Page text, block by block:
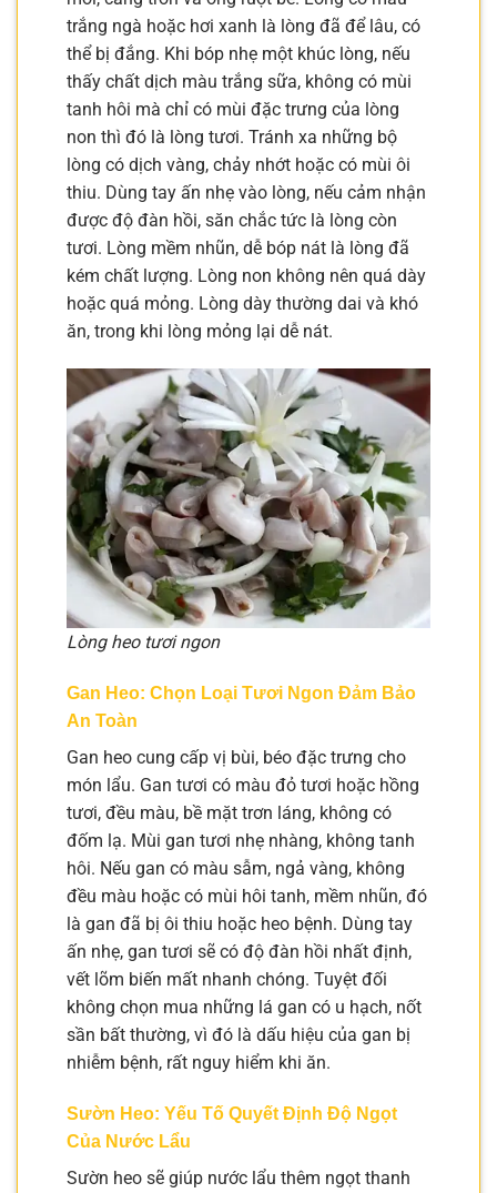
trắng ngà hoặc hơi xanh là lòng đã để lâu, có
thể bị đắng. Khi bóp nhẹ một khúc lòng, nếu
thấy chất dịch màu trắng sữa, không có mùi
tanh hôi mà chỉ có mùi đặc trưng của lòng
non thì đó là lòng tươi. Tránh xa những bộ
lòng có dịch vàng, chảy nhớt hoặc có mùi ôi
thiu. Dùng tay ấn nhẹ vào lòng, nếu cảm nhận
được độ đàn hồi, săn chắc tức là lòng còn
tươi. Lòng mềm nhũn, dễ bóp nát là lòng đã
kém chất lượng. Lòng non không nên quá dày
hoặc quá mỏng. Lòng dày thường dai và khó
ăn, trong khi lòng mỏng lại dễ nát.
Lòng heo tươi ngon
Gan Heo: Chọn Loại Tươi Ngon Đảm Bảo
An Toàn
Gan heo cung cấp vị bùi, béo đặc trưng cho
món lẩu. Gan tươi có màu đỏ tươi hoặc hồng
tươi, đều màu, bề mặt trơn láng, không có
đốm lạ. Mùi gan tươi nhẹ nhàng, không tanh
hôi. Nếu gan có màu sẫm, ngả vàng, không
đều màu hoặc có mùi hôi tanh, mềm nhũn, đó
là gan đã bị ôi thiu hoặc heo bệnh. Dùng tay
ấn nhẹ, gan tươi sẽ có độ đàn hồi nhất định,
vết lõm biến mất nhanh chóng. Tuyệt đối
không chọn mua những lá gan có u hạch, nốt
sần bất thường, vì đó là dấu hiệu của gan bị
nhiễm bệnh, rất nguy hiểm khi ăn.
Sườn Heo: Yếu Tố Quyết Định Độ Ngọt
Của Nước Lẩu
Sườn heo sẽ giúp nước lẩu thêm ngọt thanh